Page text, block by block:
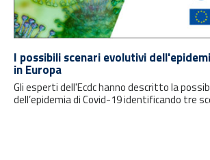
I possibili scenari evolutivi
in Europa
Gli esperti dell'Ecdc hanno descritto la
dell’epidemia di Covid-19 identificando tre